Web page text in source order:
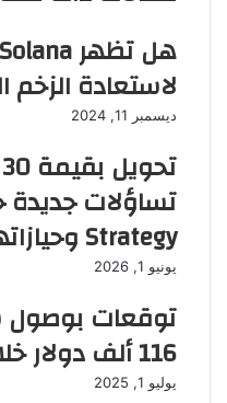
لاستعادة
ديسمبر 11, 2024
تساؤلات جديدة
Strategy وحيازاتها من بيتكوين
يونيو 1, 2026
توقعات بوصول
116 ألف دولار خلال يوليو
يوليو 1, 2025